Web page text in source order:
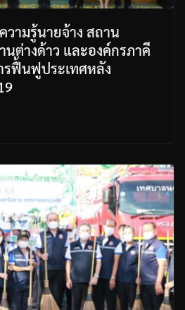
วามรู้นายจ้าง สถาน
นต่างด้าว และองค์กรภาคี
รฟื้นฟูประเทศหลัง